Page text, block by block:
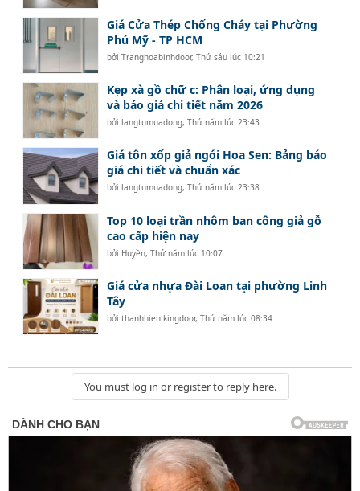
Giá Cửa Thép Chống Cháy tại Phường
Phú Mỹ - TP HCM
bởiTranghoabinhdoor,Thứ sáu lúc 10:21
Kẹp xà gồ chữ c: Phân loại, ứng dụng
và báo giá chi tiết năm 2026
bởilangtumuadong,Thứ năm lúc 23:43
Giá tôn xốp giả ngói Hoa Sen: Bảng báo
giá chi tiết và chuẩn xác
bởilangtumuadong,Thứ năm lúc 23:38
Top 10 loại trần nhôm ban công giả gỗ
cao cấp hiện nay
bởi Huyền,Thứ năm lúc 10:07
Giá cửa nhựa Đài Loan tại phường Linh
Tây
bởithanhhien.kingdoor,Thứ năm lúc 08:34
You must log in or register to reply here.